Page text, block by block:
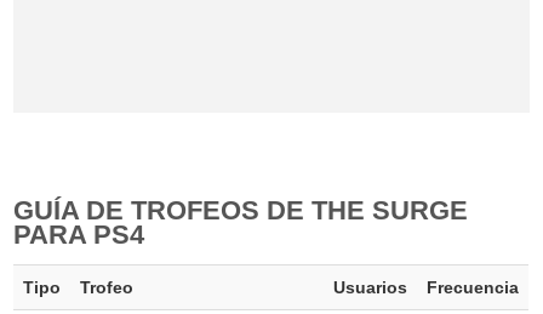
GUÍA DE TROFEOS DE THE SURGE
PARA PS4
Tipo Trofeo Usuarios Frecuencia